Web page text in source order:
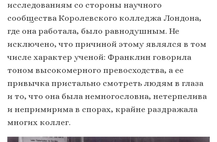
исследованиям со стороны научного
сообщества Королевского колледжа Лондона,
где она работала, было равнодушным. Не
исключено, что причиной этому являлся в том
числе характер ученой: Франклин говорила
тоном высокомерного превосходства, а ее
привычка пристально смотреть людям в глаза
и то, что она была немногословна, нетерпелива
и непримирима в спорах, крайне раздражала
многих коллег.